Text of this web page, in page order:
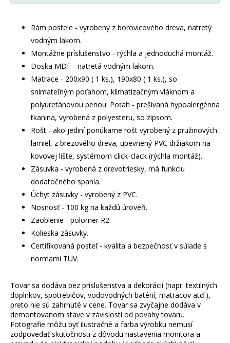
Rám postele - vyrobený z borovicového dreva, natretý
vodným lakom.
Montážne príslušenstvo - rýchla a jednoduchá montáž.
Doska MDF - natretá vodným lakom.
Matrace - 200x90 ( 1 ks.), 190x80 ( 1 ks.), so
snímateľným poťahom, klimatizačným vláknom a
polyuretánovou penou. Poťah - prešívaná hypoalergénna
tkanina, vyrobená z polyesteru, so zipsom.
Rošt - ako jediní ponúkame rošt vyrobený z pružinových
lamiel, z brezového dreva, upevnený PVC držiakom na
kovovej lište, systémom click-clack (rýchla montáž).
Zásuvka - vyrobená z drevotriesky, má funkciu
dodatočného spania.
Úchyt zásuvky - vyrobený z PVC.
Nosnosť - 100 kg na každú úroveň.
Zaoblenie - polomer R2.
Kolieska zásuvky.
Certifikovaná posteľ - kvalita a bezpečnosť v súlade s
normami TUV.
Tovar sa dodáva bez príslušenstva a dekorácií (napr. textilných
doplnkov, spotrebičov, vodovodných batérií, matracov atď.),
preto nie sú zahrnuté v cene. Tovar sa zvyčajne dodáva v
demontovanom stave v závislosti od povahy tovaru.
Fotografie môžu byť ilustračné a farba výrobku nemusí
zodpovedať skutočnosti z dôvodu nastavenia monitora a